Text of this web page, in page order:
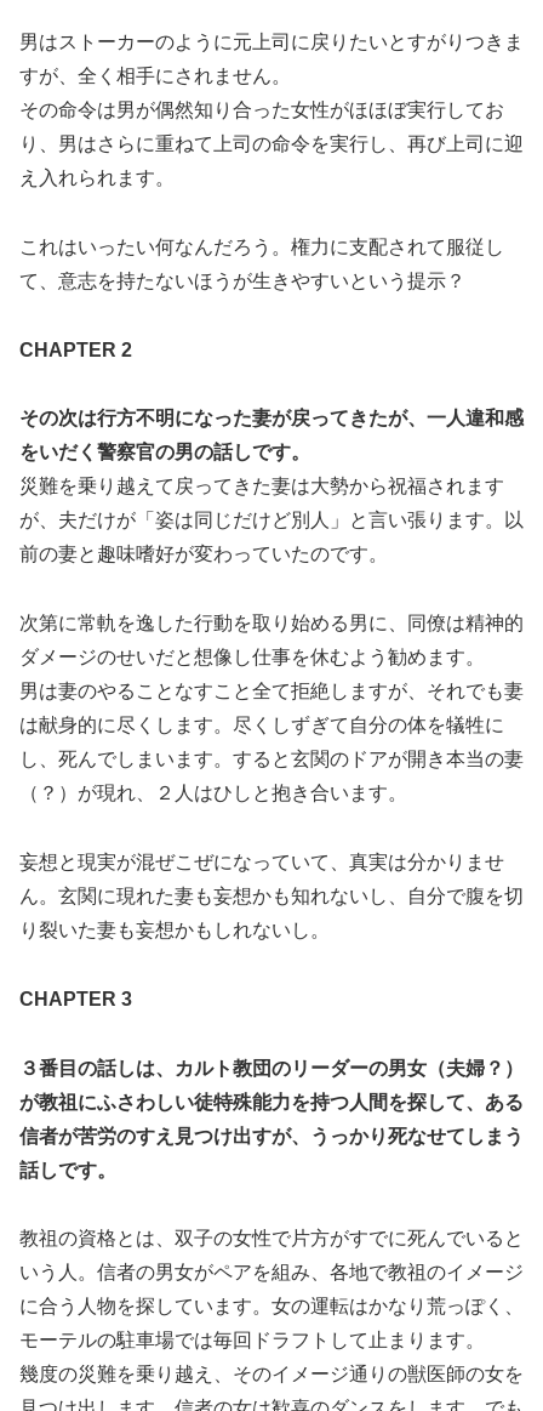
男はストーカーのように元上司に戻りたいとすがりつきま
すが、全く相手にされません。
その命令は男が偶然知り合った女性がほほぼ実行してお
り、男はさらに重ねて上司の命令を実行し、再び上司に迎
え入れられます。
これはいったい何なんだろう。権力に支配されて服従し
て、意志を持たないほうが生きやすいという提示？
CHAPTER 2
その次は行方不明になった妻が戻ってきたが、一人違和感
をいだく警察官の男の話しです。
災難を乗り越えて戻ってきた妻は大勢から祝福されます
が、夫だけが「姿は同じだけど別人」と言い張ります。以
前の妻と趣味嗜好が変わっていたのです。
次第に常軌を逸した行動を取り始める男に、同僚は精神的
ダメージのせいだと想像し仕事を休むよう勧めます。
男は妻のやることなすこと全て拒絶しますが、それでも妻
は献身的に尽くします。尽くしずぎて自分の体を犠牲に
し、死んでしまいます。すると玄関のドアが開き本当の妻
（？）が現れ、２人はひしと抱き合います。
妄想と現実が混ぜこぜになっていて、真実は分かりませ
ん。玄関に現れた妻も妄想かも知れないし、自分で腹を切
り裂いた妻も妄想かもしれないし。
CHAPTER 3
３番目の話しは、カルト教団のリーダーの男女（夫婦？）
が教祖にふさわしい徒特殊能力を持つ人間を探して、ある
信者が苦労のすえ見つけ出すが、うっかり死なせてしまう
話しです。
教祖の資格とは、双子の女性で片方がすでに死んでいると
いう人。信者の男女がペアを組み、各地で教祖のイメージ
に合う人物を探しています。女の運転はかなり荒っぽく、
モーテルの駐車場では毎回ドラフトして止まります。
幾度の災難を乗り越え、そのイメージ通りの獣医師の女を